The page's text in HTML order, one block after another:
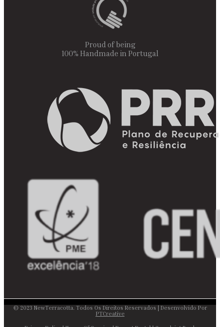
Proud of being
100% Handmade in Portugal
© 2023 NewTerracotta. Todos Os Direitos Reservados | Desenvolvido Por
PTCreative